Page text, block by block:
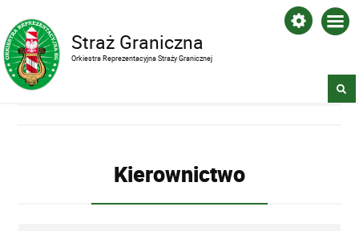
Straż Graniczna
Orkiestra Reprezentacyjna Straży Granicznej
Kierownictwo